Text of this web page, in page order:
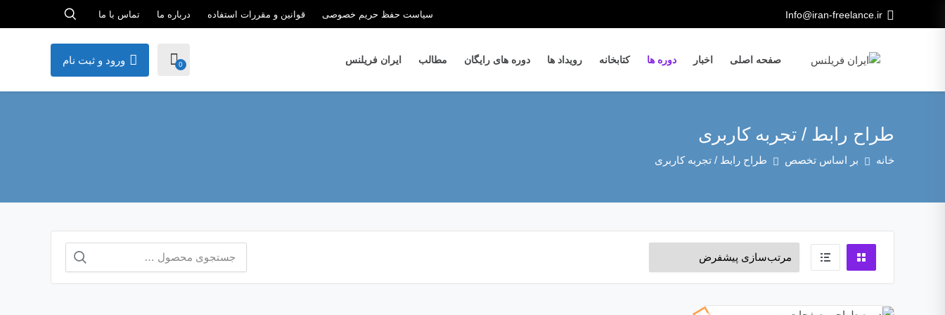
Info@iran-freelance.ir سیاست حفظ حریم خصوصی قوانین و مقررات استفاده درباره ما تماس با ما
صفحه اصلی اخبار دوره ها کتابخانه رویداد ها دوره های رایگان مطالب ایران فریلنس 0 ورود و ثبت نام
طراح رابط / تجربه کاربری
خانه بر اساس تخصص طراح رابط / تجربه کاربری